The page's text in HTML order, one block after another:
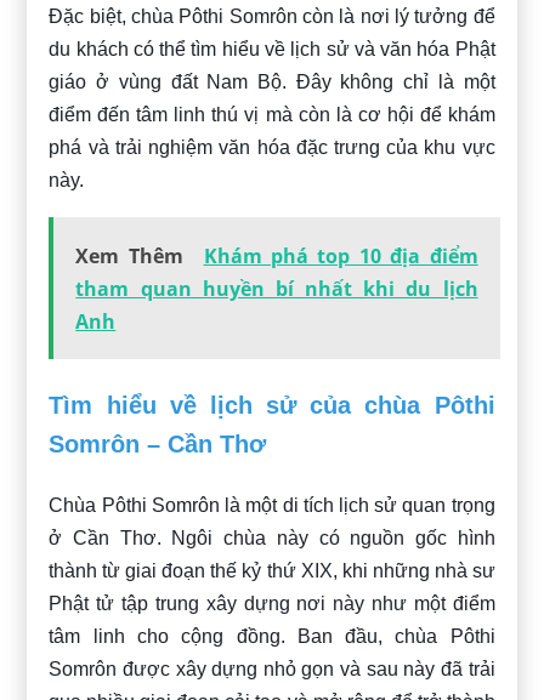
Đặc biệt, chùa Pôthi Somrôn còn là nơi lý tưởng để
du khách có thể tìm hiểu về lịch sử và văn hóa Phật
giáo ở vùng đất Nam Bộ. Đây không chỉ là một
điểm đến tâm linh thú vị mà còn là cơ hội để khám
phá và trải nghiệm văn hóa đặc trưng của khu vực
này.
Xem Thêm
Khám phá top 10 địa điểm
tham quan huyền bí nhất khi du lịch
Anh
Tìm hiểu về lịch sử của chùa Pôthi
Somrôn – Cần Thơ
Chùa Pôthi Somrôn là một di tích lịch sử quan trọng
ở Cần Thơ. Ngôi chùa này có nguồn gốc hình
thành từ giai đoạn thế kỷ thứ XIX, khi những nhà sư
Phật tử tập trung xây dựng nơi này như một điểm
tâm linh cho cộng đồng. Ban đầu, chùa Pôthi
Somrôn được xây dựng nhỏ gọn và sau này đã trải